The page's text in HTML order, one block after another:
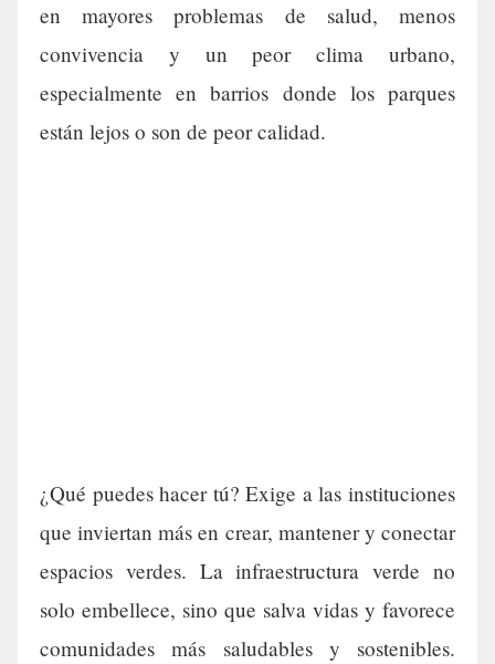
en mayores problemas de salud, menos
convivencia y un peor clima urbano,
especialmente en barrios donde los parques
están lejos o son de peor calidad.
¿Qué puedes hacer tú? Exige a las instituciones
que inviertan más en crear, mantener y conectar
espacios verdes. La infraestructura verde no
solo embellece, sino que salva vidas y favorece
comunidades más saludables y sostenibles.